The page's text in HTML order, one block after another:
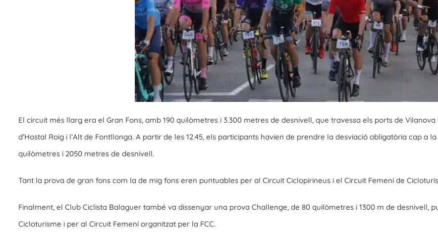
El circuit més llarg era el Gran Fons, amb 190 quilòmetres i 3.300 metres de desnivell, que travessa els ports de
d’Hostal Roig i l’Alt de Fontllonga. A partir de les 12.45, els participants havien de prendre la desviació obligatòria cap
quilòmetres i 2050 metres de desnivell.
Tant la prova de gran fons com la de mig fons eren puntuables per al Circuit Ciclopirineus i el Circuit Femení de
Finalment, el Club Ciclista Balaguer també va dissenyar una prova Challenge, de 80 quilòmetres i 1300 m de desnivell,
Cicloturisme i per al Circuit Femení organitzat per la FCC.